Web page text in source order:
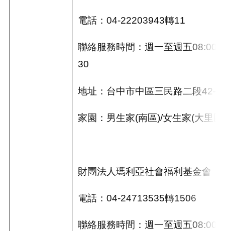
電話： 04-22203943轉11
聯絡服務時間：週一至週五
30
地址：台中市中區三民路二段42-1
家園：男生家(南區)/女生家(大里區
財團法人瑪利亞社會福利基金會
電話： 04-24713535轉1506
聯絡服務時間：週一至週五